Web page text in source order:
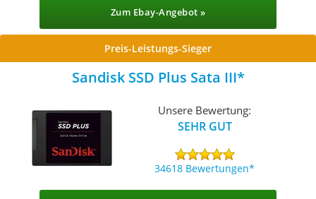
Zum Ebay-Angebot »
Preis-Leistungs-Sieger
Sandisk SSD Plus Sata III
Unsere Bewertung:
SEHR GUT
34618 Bewertungen